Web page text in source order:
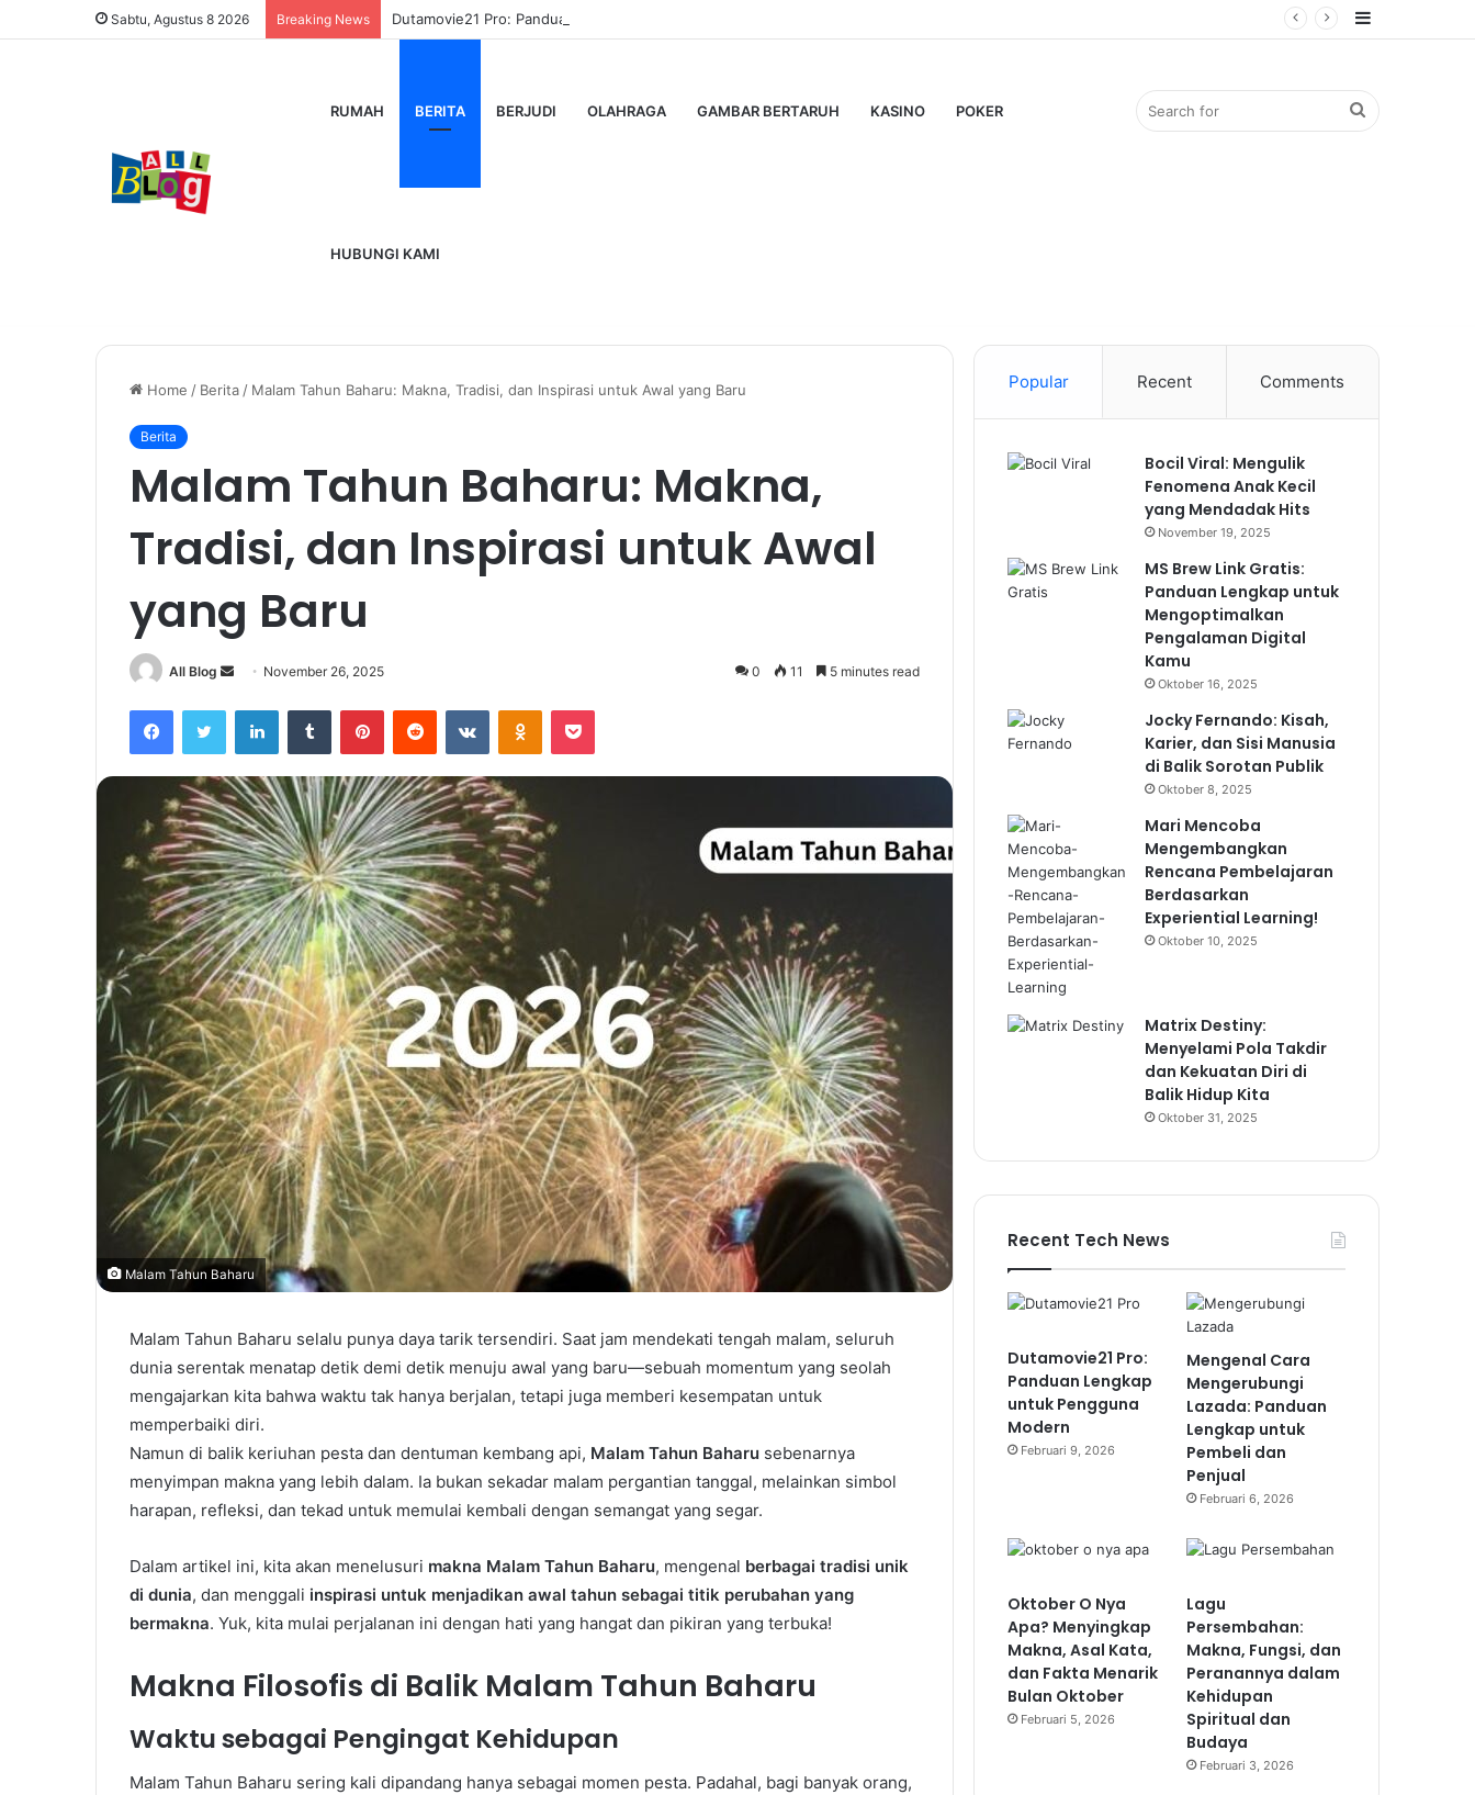
Sabtu, Agustus 8 2026 Breaking News Dutamovie21 Pro: Panduan Lengkap untuk Pengguna Modern Sidebar
RUMAH BERITA BERJUDI OLAHRAGA GAMBAR BERTARUH KASINO POKER
HUBUNGI KAMI
Search
Home / Berita / Malam Tahun Baharu: Makna, Tradisi, dan Inspirasi untuk Awal yang Baru
Berita
Malam Tahun Baharu: Makna,
Tradisi, dan Inspirasi untuk Awal
yang Baru
All Blog
Send
email
November 26, 2025 0 11 5 minutes read
FacebookTwitter LinkedInTumblr PinterestReddit VKontakteOdnoklassniki
Pocket
Malam Tahun Baharu
Malam Tahun Baharu selalu punya daya tarik tersendiri. Saat jam mendekati tengah malam, seluruh
dunia serentak menatap detik demi detik menuju awal yang baru—sebuah momentum yang seolah
mengajarkan kita bahwa waktu tak hanya berjalan, tetapi juga memberi kesempatan untuk
memperbaiki diri.
Namun di balik keriuhan pesta dan dentuman kembang api, Malam Tahun Baharu sebenarnya
menyimpan makna yang lebih dalam. Ia bukan sekadar malam pergantian tanggal, melainkan simbol
harapan, refleksi, dan tekad untuk memulai kembali dengan semangat yang segar.
Dalam artikel ini, kita akan menelusuri makna Malam Tahun Baharu, mengenal berbagai tradisi unik
di dunia, dan menggali inspirasi untuk menjadikan awal tahun sebagai titik perubahan yang
bermakna. Yuk, kita mulai perjalanan ini dengan hati yang hangat dan pikiran yang terbuka!
Makna Filosofis di Balik Malam Tahun Baharu
Waktu sebagai Pengingat Kehidupan
Malam Tahun Baharu sering kali dipandang hanya sebagai momen pesta. Padahal, bagi banyak orang,
Popular Recent Comments
Bocil Viral: Mengulik
Fenomena Anak Kecil
yang Mendadak Hits
November 19, 2025
MS Brew Link Gratis:
Panduan Lengkap untuk
Mengoptimalkan
Pengalaman Digital
Kamu
Oktober 16, 2025
Jocky Fernando: Kisah,
Karier, dan Sisi Manusia
di Balik Sorotan Publik
Oktober 8, 2025
Mari Mencoba
Mengembangkan
Rencana Pembelajaran
Berdasarkan
Experiential Learning!
Oktober 10, 2025
Matrix Destiny:
Menyelami Pola Takdir
dan Kekuatan Diri di
Balik Hidup Kita
Oktober 31, 2025
Recent Tech News
Dutamovie21 Pro:
Panduan Lengkap
untuk Pengguna
Modern
Februari 9, 2026
Mengenal Cara
Mengerubungi
Lazada: Panduan
Lengkap untuk
Pembeli dan
Penjual
Februari 6, 2026
Oktober O Nya
Apa? Menyingkap
Makna, Asal Kata,
dan Fakta Menarik
Bulan Oktober
Februari 5, 2026
Lagu
Persembahan:
Makna, Fungsi, dan
Peranannya dalam
Kehidupan
Spiritual dan
Budaya
Februari 3, 2026